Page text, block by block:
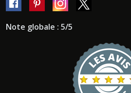
Note globale : 5/5